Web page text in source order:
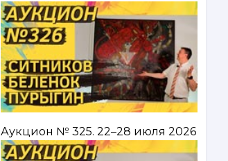
Аукцион № 325. 22–28 июля 2026